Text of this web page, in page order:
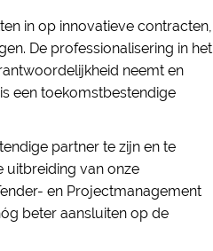
in op innovatieve contracten,
De professionalisering in het
neemt en
een toekomstbestendige
partner te zijn en te
uitbreiding van onze
en Projectmanagement
beter aansluiten op de